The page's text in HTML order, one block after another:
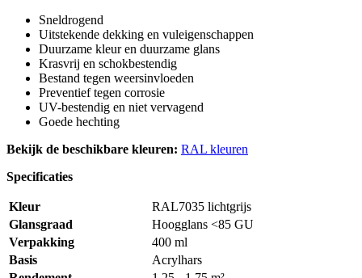
Sneldrogend
Uitstekende dekking en vuleigenschappen
Duurzame kleur en duurzame glans
Krasvrij en schokbestendig
Bestand tegen weersinvloeden
Preventief tegen corrosie
UV-bestendig en niet vervagend
Goede hechting
Bekijk de beschikbare kleuren: RAL kleuren
Specificaties
Kleur
RAL7035 lichtgrijs
Glansgraad
Hoogglans <85 GU
Verpakking
400 ml
Basis
Acrylhars